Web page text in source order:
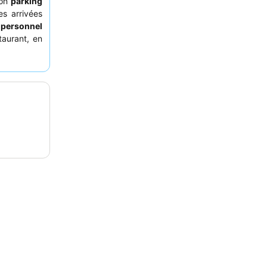
arrivées
personnel
en